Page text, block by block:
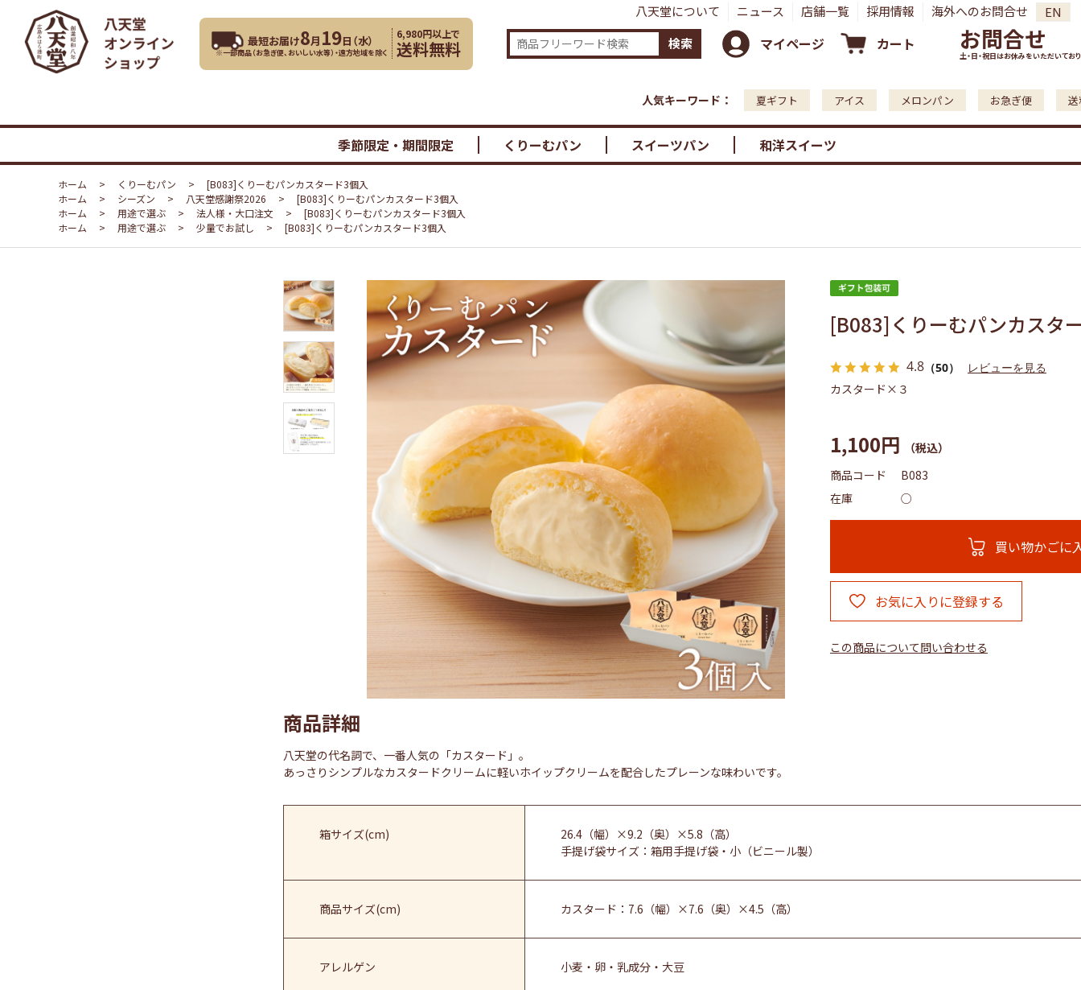
八天堂について ニュース 店舗一覧 採用情報 海外へのお問合せ EN
最短お届け8月 19日（水）
※一部商品（お急ぎ便、おいしい水等）・遠方地域を除く
6,980円以上で
送料無料 検索 マイページ カート お問合せ
土・日・祝日はお休みをいただいており
人気キーワード： 夏ギフト アイス メロンパン お急ぎ便
季節限定・期間限定 くりーむパン スイーツパン 和洋スイーツ
ホーム > くりーむパン >
[B083]くりーむパンカスタード3個入
ホーム
> シーズン > 八天堂感謝祭2026 >
[B083]くりーむパンカスタード3個入
ホーム
> 用途で選ぶ > 法人様・大口注文 >
[B083]くりーむパンカスタード3個入
ホーム
> 用途で選ぶ > 少量でお試し > [B083]くりーむパンカスタード3個入
[B083]くりーむパンカスタ
4.8 （50） レビューを見る
カスタード×３
1,100円
商品コード
B083
在庫
○
買い物かごに
この商品について問い合わせる
お気に入りに登録する
商品詳細
八天堂の代名詞で、一番人気の「カスタード」。
あっさりシンプルなカスタードクリームに軽いホイップクリームを配合したプレーンな味わいです。
箱サイズ(cm)
26.4（幅）×9.2（奥）×5.8（高）
手提げ袋サイズ：箱用手提げ袋・小（ビニール製）
商品サイズ(cm) カスタード：7.6（幅）×7.6（奥）×4.5（高）
アレルゲン 小麦・卵・乳成分・大豆